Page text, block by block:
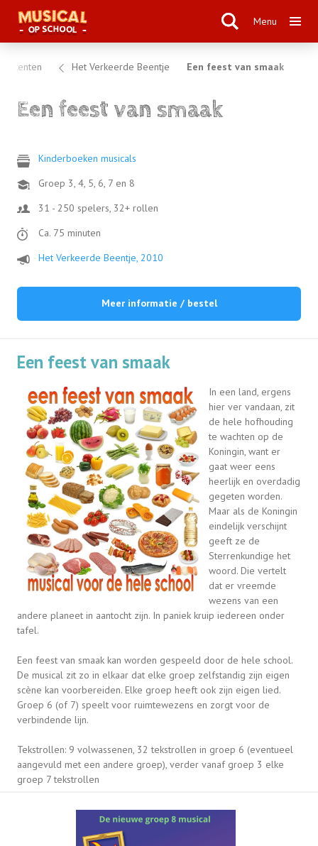
Menu
Het Verkeerde Beentje Een feest van smaak
Een feest van smaak
Kinderboeken musicals
Groep 3, 4, 5, 6, 7 en 8
31 - 250 spelers, 32+ rollen
Ca. 75 minuten
Het Verkeerde Beentje, 2010
Meer informatie / bestel
Een feest van smaak
In een land, ergens
hier ver vandaan, zit
de hele hofhouding
te wachten op de
Koningin, want er
gaat weer eens
heerlijk en overdadig
gegeten worden.
Maar als de Koningin
eindelijk verschijnt
geeft ze de
Sterrenkundige het
woord. Die vertelt
dat er vreemde
wezens van een
andere planeet in aantocht zijn. In paniek kruip iedereen onder
tafel.
Een feest van smaak kan worden gespeeld door de hele school.
De musical zit zo in elkaar dat elke groep zelfstandig zijn eigen
scène kan voorbereiden. Elke groep heeft ook zijn eigen lied.
Groep 6 (of 7) speelt voor ruimtewezens en zorgt voor de
verbindende lijn.
Tekstrollen: 9 volwassenen, 32 tekstrollen in groep 6 (eventueel
aangevuld met een andere groep), verder vanaf groep 3 elke
groep 7 tekstrollen